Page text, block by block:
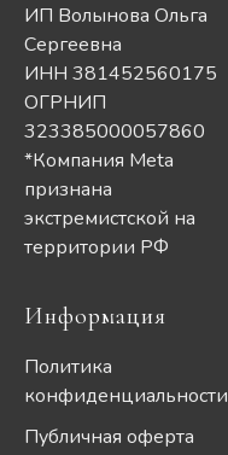
ИП Волынова Ольга
Сергеевна
ИНН 381452560175
ОГРНИП
323385000057860
*Компания Meta
признана
экстремистской на
территории РФ
Информация
Политика
конфиденциальности
Публичная оферта